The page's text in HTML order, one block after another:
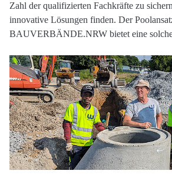
Zahl der qualifizierten Fachkräfte zu
innovative Lösungen finden. Der
BAUVERBÄNDE.NRW bietet eine